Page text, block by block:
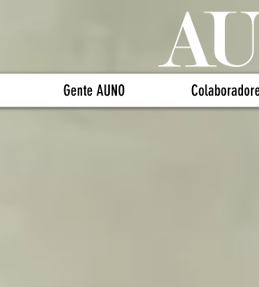
Gente AUNO